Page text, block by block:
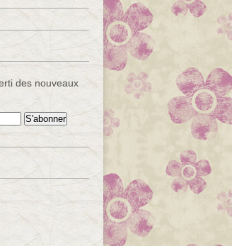
des nouveaux